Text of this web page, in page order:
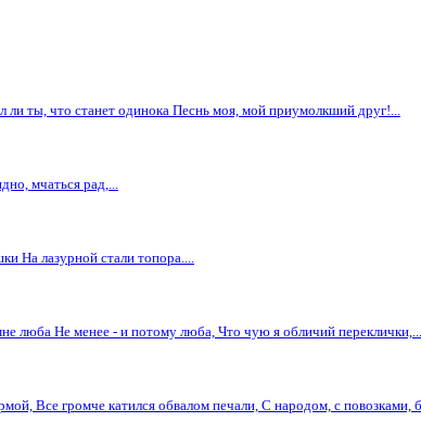
ли ты, что станет одинока Песнь моя, мой приумолкший друг!...
мчаться рад,...
На лазурной стали топора....
люба Не менее - и потому люба, Что чую я обличий переклички,...
Все громче катился обвалом печали, С народом, с повозками,